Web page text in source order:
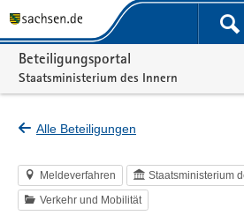
Portalnavigation
Beteiligungsportal
Staatsministerium des Innern
Alle Beteiligungen
Meldeverfahren Staatsministerium
Verkehr und Mobilität